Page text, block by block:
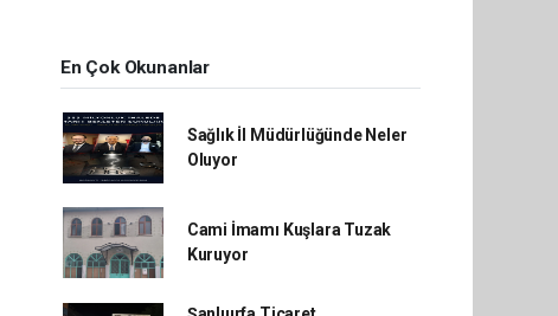
En Çok Okunanlar
Sağlık İl Müdürlüğünde Neler
Oluyor
Cami İmamı Kuşlara Tuzak
Kuruyor